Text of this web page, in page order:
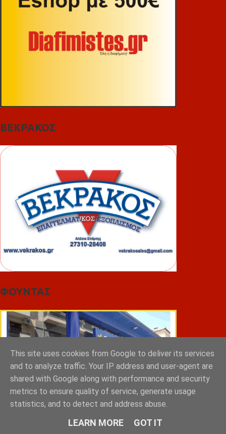
ΒΕΚΡΑΚΟΣ
ΦΟΥΝΤΑΣ
This site uses cookies from Google to deliver its services
and to analyze traffic. Your IP address and user-agent are
shared with Google along with performance and security
metrics to ensure quality of service, generate usage
statistics, and to detect and address abuse.
LEARN MORE GOT IT